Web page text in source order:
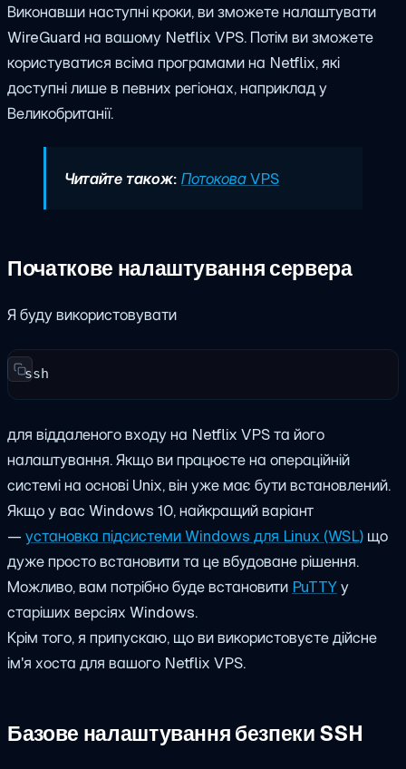
Виконавши наступні кроки, ви зможете налаштувати
WireGuard на вашому Netflix VPS. Потім ви зможете
користуватися всіма програмами на Netflix, які
доступні лише в певних регіонах, наприклад у
Великобританії.
Читайте також:Потокова VPS
Початкове налаштування сервера
Я буду використовувати
ssh
для віддаленого входу на Netflix VPS та його
налаштування. Якщо ви працюєте на операційній
системі на основі Unix, він уже має бути встановлений.
Якщо у вас Windows 10, найкращий варіант
— установка підсистеми Windows для Linux (WSL) що
дуже просто встановити та це вбудоване рішення.
Можливо, вам потрібно буде встановити PuTTYу
старіших версіях Windows.
Крім того, я припускаю, що ви використовуєте дійсне
ім'я хоста для вашого Netflix VPS.
Базове налаштування безпеки SSH